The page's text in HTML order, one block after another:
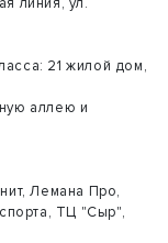
21 жилой дом,
аллею и
Лемана Про,
ТЦ "Сыр",